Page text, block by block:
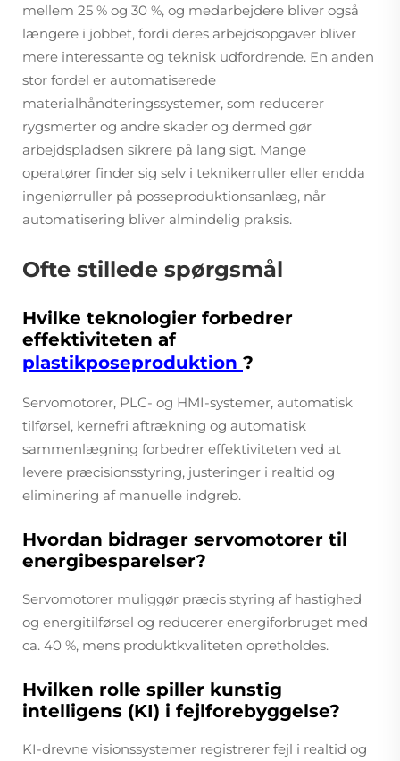
mellem 25 % og 30 %, og medarbejdere bliver også
længere i jobbet, fordi deres arbejdsopgaver bliver
mere interessante og teknisk udfordrende. En anden
stor fordel er automatiserede
materialhåndteringssystemer, som reducerer
rygsmerter og andre skader og dermed gør
arbejdspladsen sikrere på lang sigt. Mange
operatører finder sig selv i teknikerruller eller endda
ingeniørruller på posseproduktionsanlæg, når
automatisering bliver almindelig praksis.
Ofte stillede spørgsmål
Hvilke teknologier forbedrer
effektiviteten af
plastikposeproduktion ?
Servomotorer, PLC- og HMI-systemer, automatisk
tilførsel, kernefri aftrækning og automatisk
sammenlægning forbedrer effektiviteten ved at
levere præcisionsstyring, justeringer i realtid og
eliminering af manuelle indgreb.
Hvordan bidrager servomotorer til
energibesparelser?
Servomotorer muliggør præcis styring af hastighed
og energitilførsel og reducerer energiforbruget med
ca. 40 %, mens produktkvaliteten opretholdes.
Hvilken rolle spiller kunstig
intelligens (KI) i fejlforebyggelse?
KI-drevne visionssystemer registrerer fejl i realtid og